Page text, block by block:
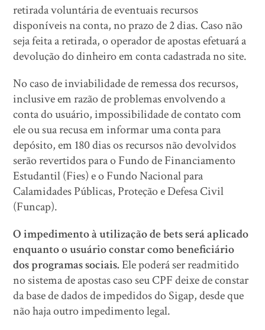
retirada voluntária de eventuais recursos
disponíveis na conta, no prazo de 2 dias. Caso não
seja feita a retirada, o operador de apostas efetuará a
devolução do dinheiro em conta cadastrada no site.
No caso de inviabilidade de remessa dos recursos,
inclusive em razão de problemas envolvendo a
conta do usuário, impossibilidade de contato com
ele ou sua recusa em informar uma conta para
depósito, em 180 dias os recursos não devolvidos
serão revertidos para o Fundo de Financiamento
Estudantil (Fies) e o Fundo Nacional para
Calamidades Públicas, Proteção e Defesa Civil
(Funcap).
O impedimento à utilização de bets será aplicado
enquanto o usuário constar como beneficiário
dos programas sociais.Ele poderá ser readmitido
no sistema de apostas caso seu CPF deixe de constar
da base de dados de impedidos do Sigap, desde que
não haja outro impedimento legal.